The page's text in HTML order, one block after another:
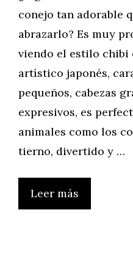
conejo tan adorable
abrazarlo? Es muy
viendo el estilo chibi
artístico japonés,
pequeños, cabezas
expresivos, es
animales como los
tierno, divertido y …
Leer más